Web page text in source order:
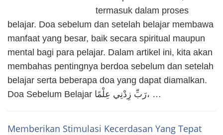
termasuk dalam proses
belajar. Doa sebelum dan setelah belajar membawa
manfaat yang besar, baik secara spiritual maupun
mental bagi para pelajar. Dalam artikel ini, kita akan
membahas pentingnya berdoa sebelum dan setelah
belajar serta beberapa doa yang dapat diamalkan.
Doa Sebelum Belajar رَبِّ زِدْنِي عِلْمًا، …
Memberikan Stimulasi Kecerdasan Yang Tepat